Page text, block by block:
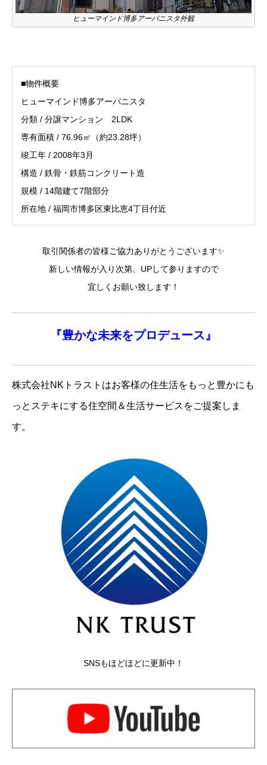
ヒューマインド博多アーバニスタ外観
■物件概要
ヒューマインド博多アーバニスタ
分類 / 分譲マンション 2LDK
専有面積 / 76.96㎡（約23.28坪）
竣工年 / 2008年3月
構造 / 鉄骨・鉄筋コンクリート造
規模 / 14階建て7階部分
所在地 / 福岡市博多区東比恵4丁目付近
取引関係者の皆様ご協力ありがとうございます✨
新しい情報が入り次第、UPして参りますので
宜しくお願い致します！
『豊かな未来をプロデュース』
株式会社NKトラストはお客様の住生活をもっと豊かにも
っとステキにする住空間＆生活サービスをご提案しま
す。
SNSもほどほどに更新中！